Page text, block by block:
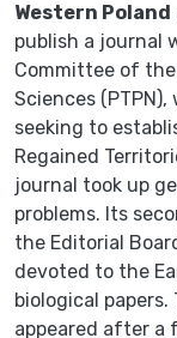
Western Poland
publish a journal
Committee of
Sciences
seeking to
Regained
journal took up
problems. Its
the Editorial
devoted to the
biological
appeared after a